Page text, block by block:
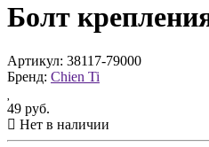
Болт
Артикул: 38117-79000
Бренд: Chien Ti
49 руб.
Нет в наличии